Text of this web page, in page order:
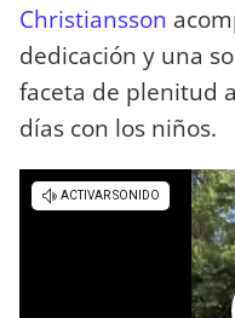
Christiansson
dedicación y una
faceta de plenitud
días con los niños.